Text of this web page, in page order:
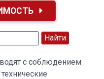
с соблюдением